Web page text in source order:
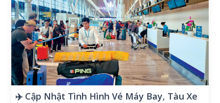
✈️ Cập Nhật Tình Hình Vé Máy Bay, Tàu Xe